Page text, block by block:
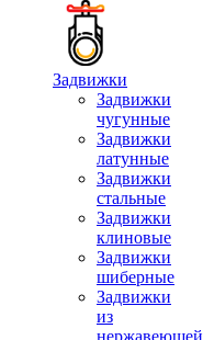
Задвижки
Задвижки
чугунные
Задвижки
латунные
Задвижки
стальные
Задвижки
клиновые
Задвижки
шиберные
Задвижки
из
нержавеющей